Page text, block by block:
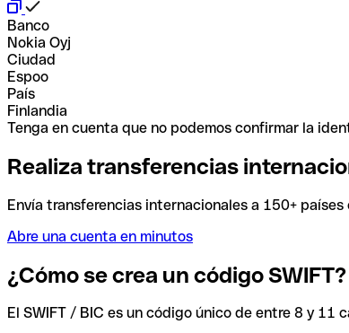
Banco
Nokia Oyj
Ciudad
Espoo
País
Finlandia
Tenga en cuenta que no podemos confirmar la
Realiza transferencias
Envía transferencias internacionales a 150+
Abre una cuenta en minutos
¿Cómo se crea un código SWIFT?
El SWIFT / BIC es un código único de entre 8 y